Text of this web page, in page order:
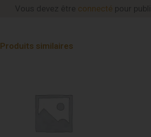
connecté
Produits similaires